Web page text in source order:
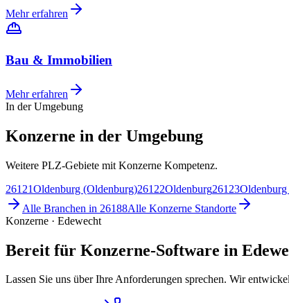
Mehr erfahren
Bau & Immobilien
Mehr erfahren
In der Umgebung
Konzerne in der Umgebung
Weitere PLZ-Gebiete mit Konzerne Kompetenz.
26121Oldenburg (Oldenburg)26122Oldenburg26123
Alle Branchen in 26188Alle Konzerne Standorte
Konzerne · Edewecht
Bereit für Konzerne-Software in
Lassen Sie uns über Ihre Anforderungen sprechen. Wir